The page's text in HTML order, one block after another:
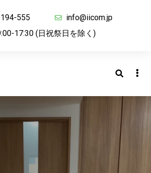
555
info@iicom.jp
17:30 (日祝祭日を除く)